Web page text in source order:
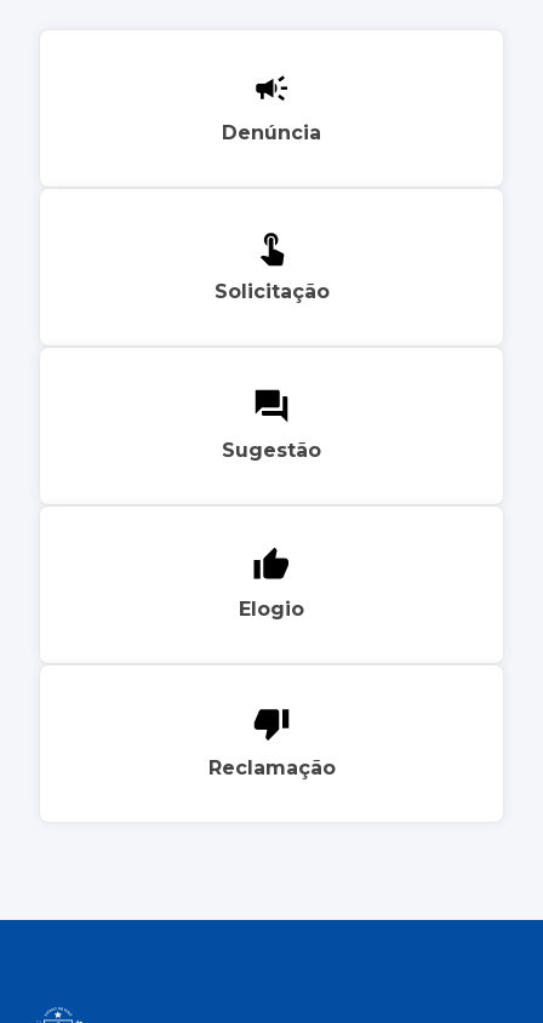
Denúncia
Solicitação
Sugestão
Elogio
Reclamação